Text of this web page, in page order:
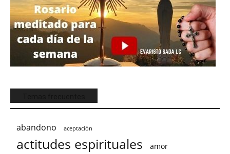
abandono aceptación
actitudes espirituales amor